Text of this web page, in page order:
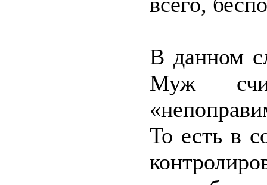
В данном
Муж
То есть в